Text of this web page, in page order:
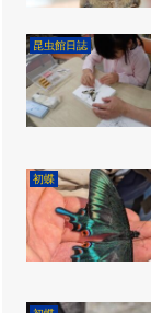
昆虫館日誌
初蝶